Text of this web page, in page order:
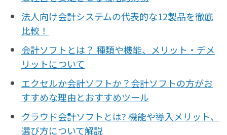
法人向け会計システムの代表的な12製品を徹底
比較！
会計ソフトとは？ 種類や機能、メリット・デメ
リットについて
エクセルか会計ソフトか？会計ソフトの方がお
すすめな理由とおすすめツール
クラウド会計ソフトとは? 機能や導入メリット、
選び方について解説